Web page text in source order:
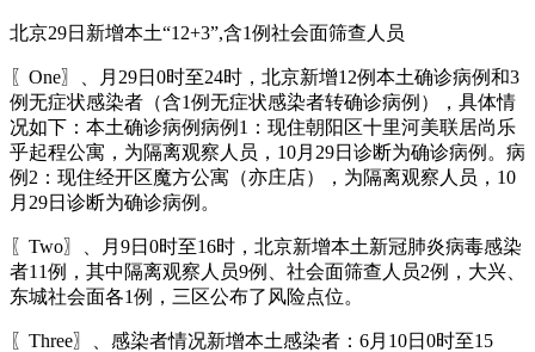
北京29日新增本土“12+3”,含1例社会面筛查人员
〖One〗、月29日0时至24时，北京新增12例本土确诊病例和3
例无症状感染者（含1例无症状感染者转确诊病例），具体情
况如下：本土确诊病例病例1：现住朝阳区十里河美联居尚乐
乎起程公寓，为隔离观察人员，10月29日诊断为确诊病例。病
例2：现住经开区魔方公寓（亦庄店），为隔离观察人员，10
月29日诊断为确诊病例。
〖Two〗、月9日0时至16时，北京新增本土新冠肺炎病毒感染
者11例，其中隔离观察人员9例、社会面筛查人员2例，大兴、
东城社会面各1例，三区公布了风险点位。
〖Three〗、感染者情况新增本土感染者：6月10日0时至15